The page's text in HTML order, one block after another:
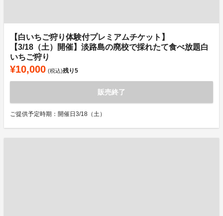
【白いちご狩り体験付プレミアムチケット】
【3/18（土）開催】淡路島の廃校で採れたて食べ放題白
いちご狩り
¥10,000 (税込)残り5
販売終了
ご提供予定時期：開催日3/18（土）